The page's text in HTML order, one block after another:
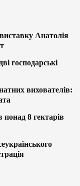
Анатолія
господарські
вихователів:
8 гектарів